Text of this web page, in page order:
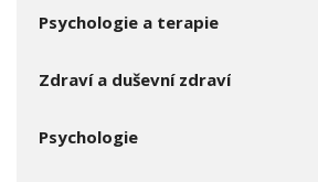
Psychologie a terapie
Zdraví a duševní zdraví
Psychologie